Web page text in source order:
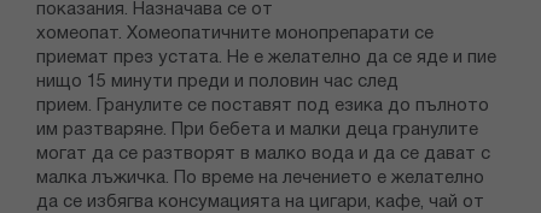
показания. Назначава се от
хомеопат. Хомеопатичните монопрепарати се
приемат през устата. Не е желателно да се яде и пие
нищо 15 минути преди и половин час след
прием. Гранулите се поставят под езика до пълното
им разтваряне. При бебета и малки деца гранулите
могат да се разтворят в малко вода и да се дават с
малка лъжичка. По време на лечението е желателно
да се избягва консумацията на цигари, кафе, чай от